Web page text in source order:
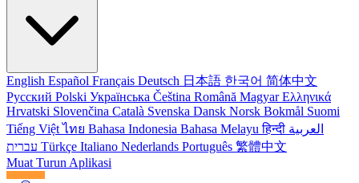
English Español Français Deutsch 日本語 한국어 简体中文
Русский Polski Українська Čeština Română MagyarΕλληνικά
Hrvatski Slovenčina Català Svenska Dansk Norsk Bokmål Suomi
Tiếng Việtไทย Bahasa Indonesia Bahasa Melayuहिन्दी العربية
Türkçe Italiano Nederlands Português 繁體中文
Muat Turun Aplikasi